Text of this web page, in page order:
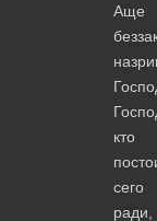
Аще
кто
сего
ради,